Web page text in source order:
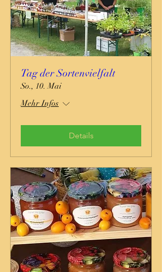
Tag der Sortenvielfalt
So., 10. Mai
Mehr Infos
Details